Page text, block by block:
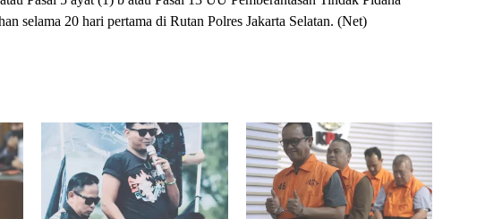
selama 20 hari pertama di Rutan Polres Jakarta Selatan. (Net)